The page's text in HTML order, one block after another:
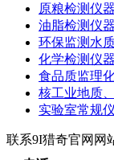
原粮检测仪器
油脂检测仪器
环保监测水
化学检测仪器
食品质监理
核工业地质
实验室常规
联系9I猎奇官网网